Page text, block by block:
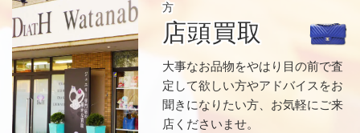
方
店頭買取
大事なお品物をやはり目の前で査
定して欲しい方やアドバイスをお
聞きになりたい方、お気軽にご来
店くださいませ。